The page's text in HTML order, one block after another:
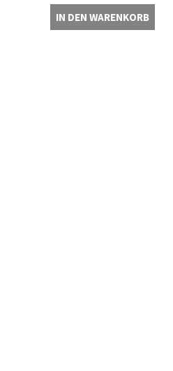
IN DEN WARENKORB